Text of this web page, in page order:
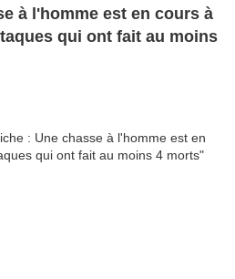
à l'homme est en cours à
qui ont fait au moins